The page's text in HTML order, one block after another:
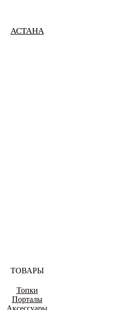
ВОЛГОГРАД
ЕКАТЕРИНБУРГ
АСТАНА
ТОВАРЫ
Топки
Порталы